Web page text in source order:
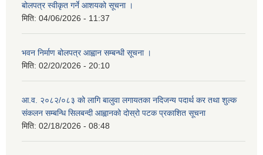
बोलपत्र स्वीकृत गर्ने आशयको सूचना ।
मिति: 04/06/2026 - 11:37
भवन निर्माण बोलपत्र आह्वान सम्बन्धी सूचना ।
मिति: 02/20/2026 - 20:10
आ.व. २०८२/०८३ को लागि बालुवा लगायतका नदिजन्य पदार्थ कर तथा शुल्क
संकलन सम्बन्धि सिलबन्दी आह्वानको दोस्रो पटक प्रकाशित सूचना
मिति: 02/18/2026 - 08:48